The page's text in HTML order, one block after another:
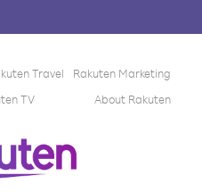
Travel
Rakuten Marketing
TV About Rakuten